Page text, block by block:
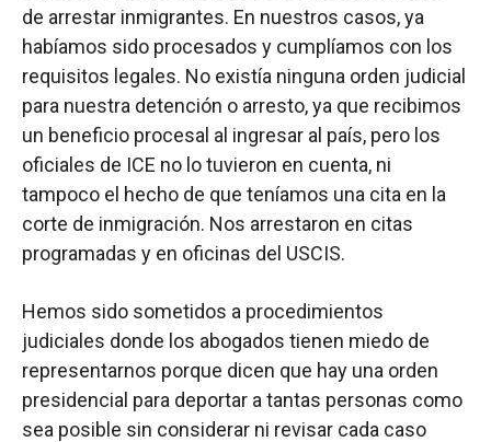
de arrestar inmigrantes. En nuestros casos, ya
habíamos sido procesados ​​y cumplíamos con los
requisitos legales. No existía ninguna orden judicial
para nuestra detención o arresto, ya que recibimos
un beneficio procesal al ingresar al país, pero los
oficiales de ICE no lo tuvieron en cuenta, ni
tampoco el hecho de que teníamos una cita en la
corte de inmigración. Nos arrestaron en citas
programadas y en oficinas del USCIS.
Hemos sido sometidos a procedimientos
judiciales donde los abogados tienen miedo de
representarnos porque dicen que hay una orden
presidencial para deportar a tantas personas como
sea posible sin considerar ni revisar cada caso